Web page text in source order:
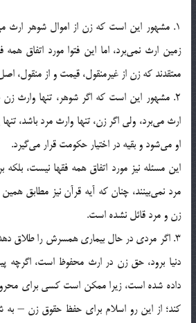
1. مشهور این است که زن از اموال شوهر ارث
زمین ارث نمی‌برد، اما این فتوا مورد اتفاق
معتقدند که زن از غیرمنقول، قیمت و از منقول،
2. مشهور این است که اگر شوهر، تنها وارث زن
ارث می‌برد، ولی اگر زن، تنها وارث مرد باشد،
او می‌شود و بقیه در اختیار حکومت قرار می‌گیرد.
این مسئله نیز مورد اتفاق همه فقها نیست،
مرد نمی‌بینند، چنان که آیه قرآن نیز مطابق
زن و مرد قائل نشده است.
3. اگر مردی در حال بیماری همسرش را طلاق
دنیا برود، حق زن در ارث محفوظ است،
داده شده است، زیرا ممکن است کسی برای
کند؛ از این رو اسلام برای حفظ حقوق زن –